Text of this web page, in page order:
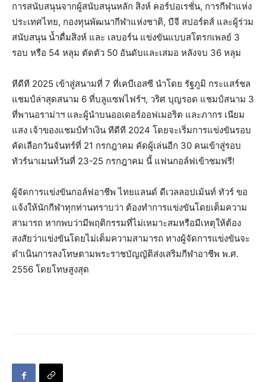
การสนับสนุนจากผู้สนับสนุนหลัก สิงห์ คอร์ปอเรชั่น, การกีฬาแห่ง
ประเทศไทย, กองทุนพัฒนากีฬาแห่งชาติ, บีจี สปอร์ตส์ และผู้ร่วม
สนับสนุน น้ำดื่มสิงห์ และ เลบอร์น แข่งขันแบบสโตรกเพลย์ 3
รอบ หรือ 54 หลุม ตัดตัว 50 อันดับและเสมอ หลังจบ 36 หลุม
ทีดีที 2025 เข้าสู่สนามที่ 7 ที่เคบีเอสซี นำโดย รัฐภูมิ กระแสร์ชล
แชมป์ล่าสุดสนาม 6 ที่บลูแซฟไฟร์ฯ, วริศ บุญรอด แชมป์สนาม 3
ที่พานอราม่าฯ และผู้นำบนออเดอร์ออฟเมอริต และภากร เนียม
แสง เจ้าของแชมป์ทำเงิน ทีดีที 2024 โดยจะเริ่มการแข่งขันรอบ
คัดเลือกวันจันทร์ที่ 21 กรกฎาคม คัดผู้เล่นอีก 30 คนเข้าสู่รอบ
ทัวร์นาเมนท์วันที่ 23-25 กรกฎาคม นี้ แฟนกอล์ฟเข้าชมฟรี!
ผู้จัดการแข่งขันกอล์ฟอาชีพ ไทยแลนด์ ดีเวลลอปเม้นท์ ทัวร์ ขอ
แจ้งให้นักกีฬาทุกท่านทราบว่า ต้องทำการแข่งขันโดยเต็มความ
สามารถ หากพบว่ามีพฤติกรรมที่ไม่เหมาะสมหรือมีเหตุให้ต้อง
สงสัยว่าแข่งขันโดยไม่เต็มความสามารถ ทางผู้จัดการแข่งขันจะ
ดำเนินการลงโทษตามพระราชบัญญัติส่งเสริมกีฬาอาชีพ พ.ศ.
2556 โดยโทษสูงสุด